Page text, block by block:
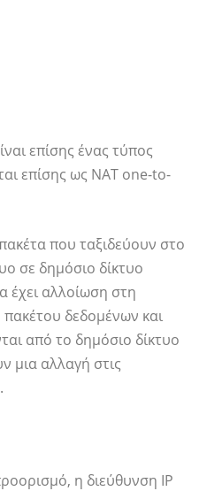
επίσης ένας τύπος
επίσης ως NAT one-to-
που ταξιδεύουν στο
σε δημόσιο δίκτυο
έχει αλλοίωση στη
δεδομένων και
από το δημόσιο δίκτυο
μια αλλαγή στις
η διεύθυνση IP